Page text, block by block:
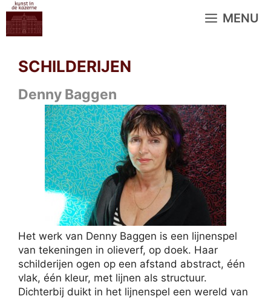
Ga
naar
de
MENU
SCHILDERIJEN
Denny Baggen
Het werk van Denny Baggen is een lijnenspel
van tekeningen in olieverf, op doek. Haar
schilderijen ogen op een afstand abstract, één
vlak, één kleur, met lijnen als structuur.
Dichterbij duikt in het lijnenspel een wereld van